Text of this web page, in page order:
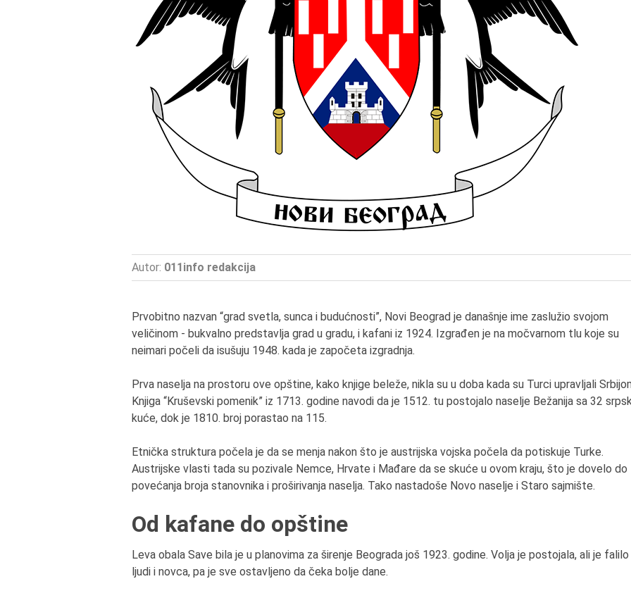
Autor: 011info redakcija
Prvobitno nazvan “grad svetla, sunca i budućnosti”, Novi Beograd je današnje ime zaslužio svojom
veličinom - bukvalno predstavlja grad u gradu, i kafani iz 1924. Izgrađen je na močvarnom tlu koje su
neimari počeli da isušuju 1948. kada je započeta izgradnja.
Prva naselja na prostoru ove opštine, kako knjige beleže, nikla su u doba kada su Turci upravljali
Knjiga “Kruševski pomenik” iz 1713. godine navodi da je 1512. tu postojalo naselje Bežanija sa 32
kuće, dok je 1810. broj porastao na 115.
Etnička struktura počela je da se menja nakon što je austrijska vojska počela da potiskuje Turke.
Austrijske vlasti tada su pozivale Nemce, Hrvate i Mađare da se skuće u ovom kraju, što je dovelo do
povećanja broja stanovnika i proširivanja naselja. Tako nastadoše Novo naselje i Staro sajmište.
Od kafane do opštine
Leva obala Save bila je u planovima za širenje Beograda još 1923. godine. Volja je postojala, ali je falilo
ljudi i novca, pa je sve ostavljeno da čeka bolje dane.
glumica.